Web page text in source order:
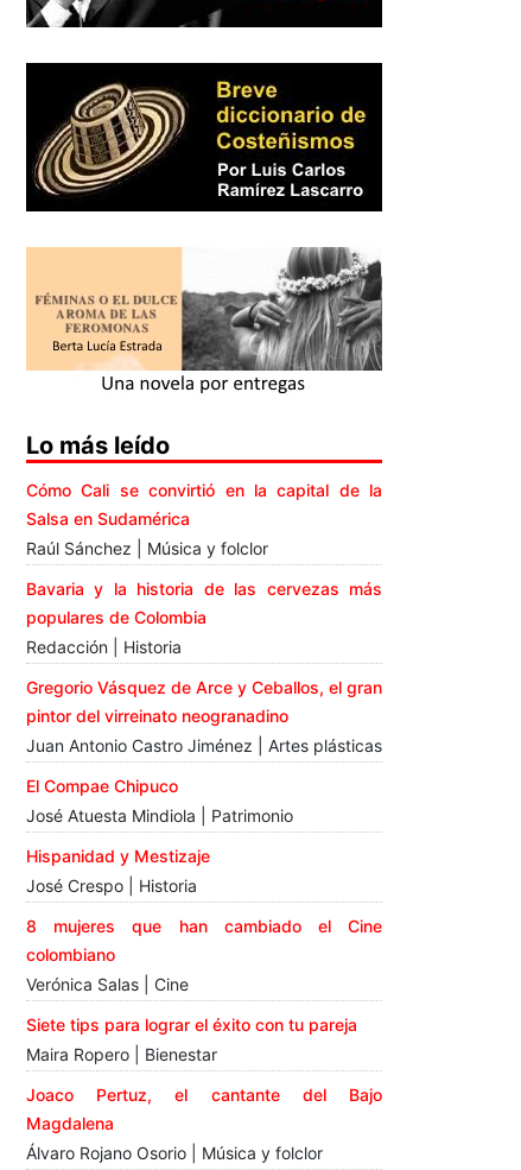
Lo más leído
Cómo Cali se convirtió en la capital de la
Salsa en Sudamérica
Raúl Sánchez | Música y folclor
Bavaria y la historia de las cervezas más
populares de Colombia
Redacción | Historia
Gregorio Vásquez de Arce y Ceballos, el gran
pintor del virreinato neogranadino
Juan Antonio Castro Jiménez | Artes plásticas
El Compae Chipuco
José Atuesta Mindiola | Patrimonio
Hispanidad y Mestizaje
José Crespo | Historia
8 mujeres que han cambiado el Cine
colombiano
Verónica Salas | Cine
Siete tips para lograr el éxito con tu pareja
Maira Ropero | Bienestar
Joaco Pertuz, el cantante del Bajo
Magdalena
Álvaro Rojano Osorio | Música y folclor